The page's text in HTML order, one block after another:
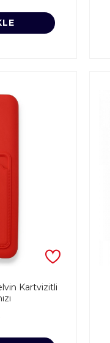
Kartvizitli